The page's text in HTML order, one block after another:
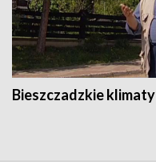
Bieszczadzkie klimaty